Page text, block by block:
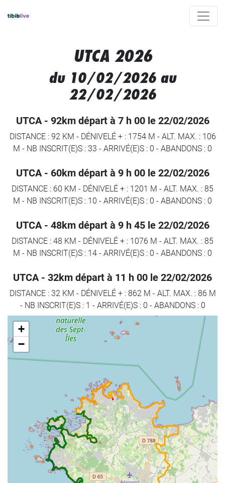
UTCA 2026
du 10/02/2026 au
22/02/2026
UTCA - 92km départ à 7 h 00 le 22/02/2026
DISTANCE : 92 KM - DÉNIVELÉ + : 1754 M - ALT. MAX. : 106
M - NB INSCRIT(E)S : 33 - ARRIVÉ(E)S : 0 - ABANDONS : 0
UTCA - 60km départ à 9 h 00 le 22/02/2026
DISTANCE : 60 KM - DÉNIVELÉ + : 1201 M - ALT. MAX. : 85
M - NB INSCRIT(E)S : 10 - ARRIVÉ(E)S : 0 - ABANDONS : 0
UTCA - 48km départ à 9 h 45 le 22/02/2026
DISTANCE : 48 KM - DÉNIVELÉ + : 1076 M - ALT. MAX. : 85
M - NB INSCRIT(E)S : 14 - ARRIVÉ(E)S : 0 - ABANDONS : 0
UTCA - 32km départ à 11 h 00 le 22/02/2026
DISTANCE : 32 KM - DÉNIVELÉ + : 862 M - ALT. MAX. : 86 M
- NB INSCRIT(E)S : 1 - ARRIVÉ(E)S : 0 - ABANDONS : 0
+
−